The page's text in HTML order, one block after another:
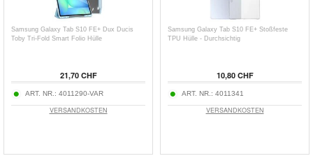
Samsung Galaxy Tab S10 FE+ Dux Ducis
Toby Tri-Fold Smart Folio Hülle
21,70 CHF
ART. NR.: 4011290-VAR
VERSANDKOSTEN
Samsung Galaxy Tab S10 FE+ Stoßfeste
TPU Hülle - Durchsichtig
10,80 CHF
ART. NR.: 4011341
VERSANDKOSTEN